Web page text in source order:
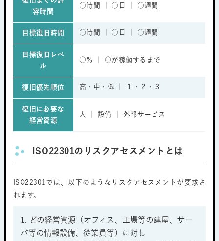
容時間
○時間 ｜ ○日 ｜ ○週間
目標復旧時間 ○時間 ｜ ○日 ｜ ○週間
目標復旧レベ
ル
○％ ｜ ○が稼働するまで
復旧優先順位 高・中・低 ｜ １・２・３
復旧に必要な
経営資源
人 ｜ 設備 ｜ 外部サービス
ISO22301のリスクアセスメントとは
ISO22301では、以下のようなリスクアセスメントが要求さ
れます。
1. どの経営資源（オフィス、工場等の建屋、サー
バ等の情報設備、従業員等）に対し